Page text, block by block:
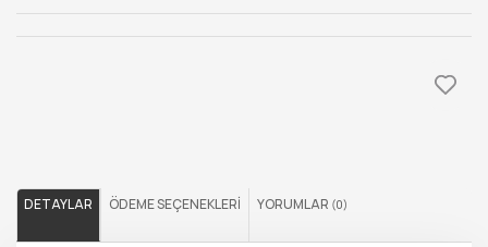
DETAYLAR ÖDEME SEÇENEKLERI YORUMLAR (0)